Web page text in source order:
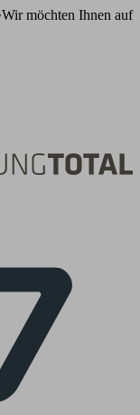
Wir möchten Ihnen auf